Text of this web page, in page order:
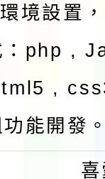
境設置
：php ,
,
能開發。